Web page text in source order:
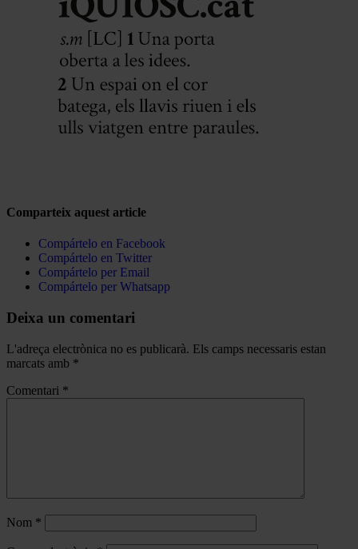
Comparteix aquest article
Compártelo en Facebook
Compártelo en Twitter
Compártelo per Email
Compártelo per Whatsapp
Deixa un comentari
L'adreça electrònica no es publicarà. Els camps necessaris estan
marcats amb *
Comentari *
Nom *